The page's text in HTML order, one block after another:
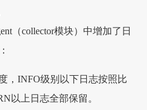
（collector模块）中增加了日
，INFO级别以下日志按照比
以上日志全部保留。